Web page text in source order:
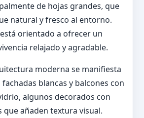
de hojas grandes, que
natural y fresco al entorno.
orientado a ofrecer un
relajado y agradable.
moderna se manifiesta
blancas y balcones con
algunos decorados con
que añaden textura visual.